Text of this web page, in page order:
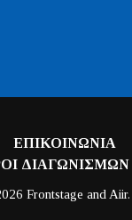
ΕΠΙΚΟΙΝΩΝΙΑ
ΔΙΑΓΩΝΙΣΜΩΝ
Frontstage andAiir.